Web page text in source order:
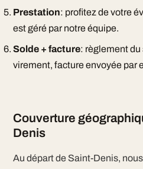
Prestation: profitez de votre
est géré par notre équipe.
Solde + facture: règlement du
virement, facture envoyée par
Couverture
Denis
Au départ de Saint-Denis,